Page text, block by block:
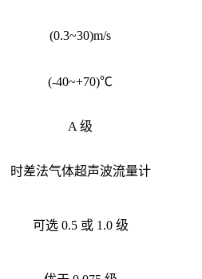
(0.3~30)m/s
(-40~+70)℃
A 级
时差法气体超声波流量计
可选 0.5 或 1.0 级